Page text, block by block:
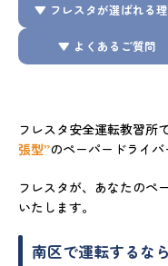
▼ フレスタが選ばれる
▼ よくあるご質問
フレスタ安全運転教習所
張型”のペーパードライバ
フレスタが、あなたのペ
いたします。
南区で運転するな